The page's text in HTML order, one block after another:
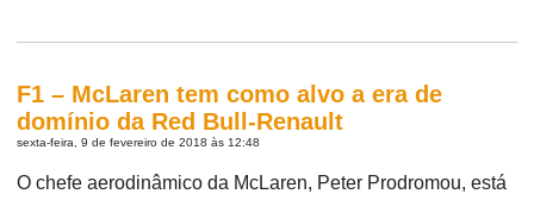
F1 – McLaren tem como alvo a era de
domínio da Red Bull-Renault
sexta-feira, 9 de fevereiro de 2018 às 12:48
O chefe aerodinâmico da McLaren, Peter Prodromou, está